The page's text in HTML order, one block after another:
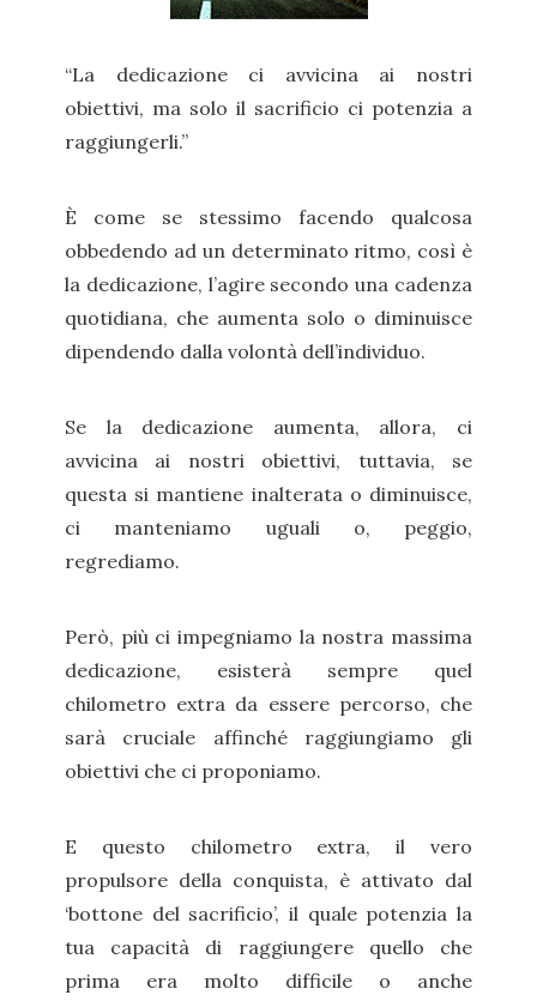
“La dedicazione ci avvicina ai nostri
obiettivi, ma solo il sacrificio ci potenzia a
raggiungerli.”
È come se stessimo facendo qualcosa
obbedendo ad un determinato ritmo, così è
la dedicazione, l’agire secondo una cadenza
quotidiana, che aumenta solo o diminuisce
dipendendo dalla volontà dell’individuo.
Se la dedicazione aumenta, allora, ci
avvicina ai nostri obiettivi, tuttavia, se
questa si mantiene inalterata o diminuisce,
ci manteniamo uguali o, peggio,
regrediamo.
Però, più ci impegniamo la nostra massima
dedicazione, esisterà sempre quel
chilometro extra da essere percorso, che
sarà cruciale affinché raggiungiamo gli
obiettivi che ci proponiamo.
E questo chilometro extra, il vero
propulsore della conquista, è attivato dal
‘bottone del sacrificio’, il quale potenzia la
tua capacità di raggiungere quello che
prima era molto difficile o anche